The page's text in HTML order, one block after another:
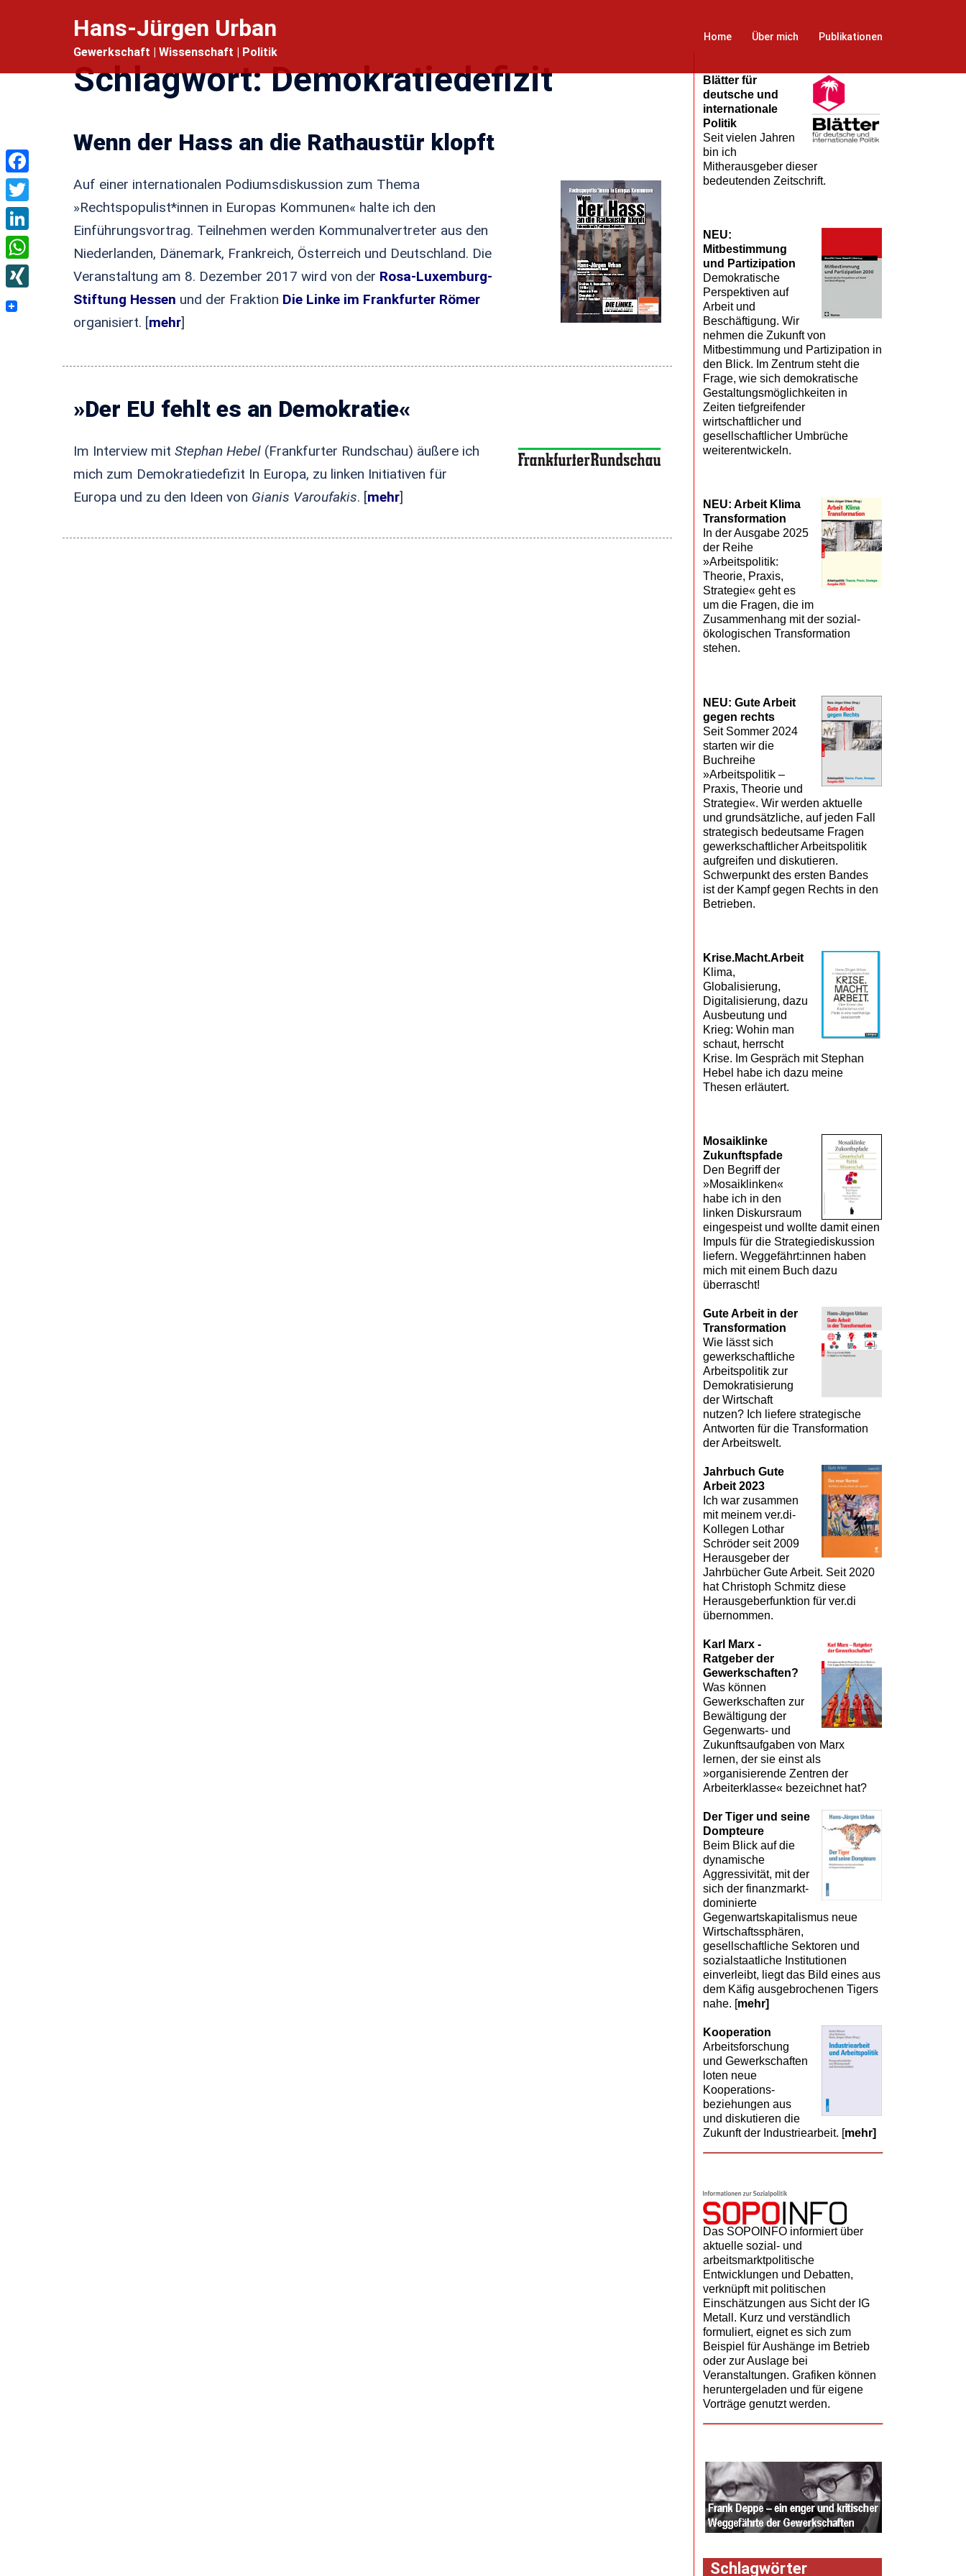
Hans-Jürgen Urban
Gewerkschaft | Wissenschaft | Politik
Home Über mich Publikationen
Schlagwort:Demokratiedefizit
Wenn der Hass an die Rathaustür klopft
Auf einer internationalen Podiumsdiskussion zum Thema
»Rechtspopulist*innen in Europas Kommunen« halte ich den
Einführungsvortrag. Teilnehmen werden Kommunalvertreter aus den
Niederlanden, Dänemark, Frankreich, Österreich und Deutschland. Die
Veranstaltung am 8. Dezember 2017 wird von der Rosa-Luxemburg-
Stiftung Hessen und der Fraktion Die Linke im Frankfurter Römer
organisiert. [mehr]
»Der EU fehlt es an Demokratie«
Im Interview mit Stephan Hebel (Frankfurter Rundschau) äußere ich
mich zum Demokratiedefizit In Europa, zu linken Initiativen für
Europa und zu den Ideen von Gianis Varoufakis. [mehr]
Blätter für
deutsche und
internationale
Politik
Seit vielen Jahren
bin ich
Mitherausgeber dieser
bedeutenden Zeitschrift.
NEU:
Mitbestimmung
und Partizipation
Demokratische
Perspektiven auf
Arbeit und
Beschäftigung. Wir
nehmen die Zukunft von
Mitbestimmung und Partizipation in
den Blick. Im Zentrum steht die
Frage, wie sich demokratische
Gestaltungsmöglichkeiten in
Zeiten tiefgreifender
wirtschaftlicher und
gesellschaftlicher Umbrüche
weiterentwickeln.
NEU: Arbeit Klima
Transformation
In der Ausgabe 2025
der Reihe
»Arbeitspolitik:
Theorie, Praxis,
Strategie« geht es
um die Fragen, die im
Zusammenhang mit der sozial-
ökologischen Transformation
stehen.
NEU: Gute Arbeit
gegen rechts
Seit Sommer 2024
starten wir die
Buchreihe
»Arbeitspolitik –
Praxis, Theorie und
Strategie«. Wir werden aktuelle
und grundsätzliche, auf jeden Fall
strategisch bedeutsame Fragen
gewerkschaftlicher Arbeitspolitik
aufgreifen und diskutieren.
Schwerpunkt des ersten Bandes
ist der Kampf gegen Rechts in den
Betrieben.
Krise.Macht.Arbeit
Klima,
Globalisierung,
Digitalisierung, dazu
Ausbeutung und
Krieg: Wohin man
schaut, herrscht
Krise. Im Gespräch mit Stephan
Hebel habe ich dazu meine
Thesen erläutert.
Mosaik­linke
Zukunfts­pfade
Den Begriff der
»Mosaiklinken«
habe ich in den
linken Diskursraum
eingespeist und wollte damit einen
Impuls für die Strategiediskussion
liefern. Weggefährt:innen haben
mich mit einem Buch dazu
überrascht!
Gute Arbeit in der
Transformation
Wie lässt sich
gewerkschaftliche
Arbeitspolitik zur
Demokratisierung
der Wirtschaft
nutzen? Ich liefere strategische
Antworten für die Transformation
der Arbeitswelt.
Jahrbuch Gute
Arbeit 2023
Ich war zusammen
mit meinem ver.di-
Kollegen Lothar
Schröder seit 2009
Herausgeber der
Jahrbücher Gute Arbeit. Seit 2020
hat Christoph Schmitz diese
Herausgeberfunktion für ver.di
übernommen.
Karl Marx -
Ratgeber der
Gewerkschaften?
Was können
Gewerkschaften zur
Bewältigung der
Gegenwarts- und
Zukunftsaufgaben von Marx
lernen, der sie einst als
»organisierende Zentren der
Arbeiterklasse« bezeichnet hat?
Der Tiger und seine
Dompteure
Beim Blick auf die
dynamische
Aggressivität, mit der
sich der finanzmarkt­
dominierte
Gegenwartskapitalismus neue
Wirtschaftssphären,
gesellschaftliche Sektoren und
sozialstaatliche Institutionen
einverleibt, liegt das Bild eines aus
dem Käfig ausgebrochenen Tigers
nahe. [mehr]
Kooperation
Arbeits­forschung
und Gewerk­schaften
loten neue
Kooperations­
beziehungen aus
und diskutieren die
Zukunft der Industriearbeit. [mehr]
Das SOPOINFO informiert über
aktuelle sozial- und
arbeitsmarktpolitische
Entwicklungen und Debatten,
verknüpft mit politischen
Einschätzungen aus Sicht der IG
Metall. Kurz und verständlich
formuliert, eignet es sich zum
Beispiel für Aushänge im Betrieb
oder zur Auslage bei
Veranstaltungen. Grafiken können
heruntergeladen und für eigene
Vorträge genutzt werden.
Schlagwörter
Facebook
Twitter
LinkedIn
WhatsApp
XING